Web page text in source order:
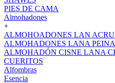
PIES DE CAMA
Almohadones
+
ALMOHOADONES LAN
ALMOHADONES LANA
ALMOHADÓN CISNE LANA
CUERITOS
Alfombras
Esencia